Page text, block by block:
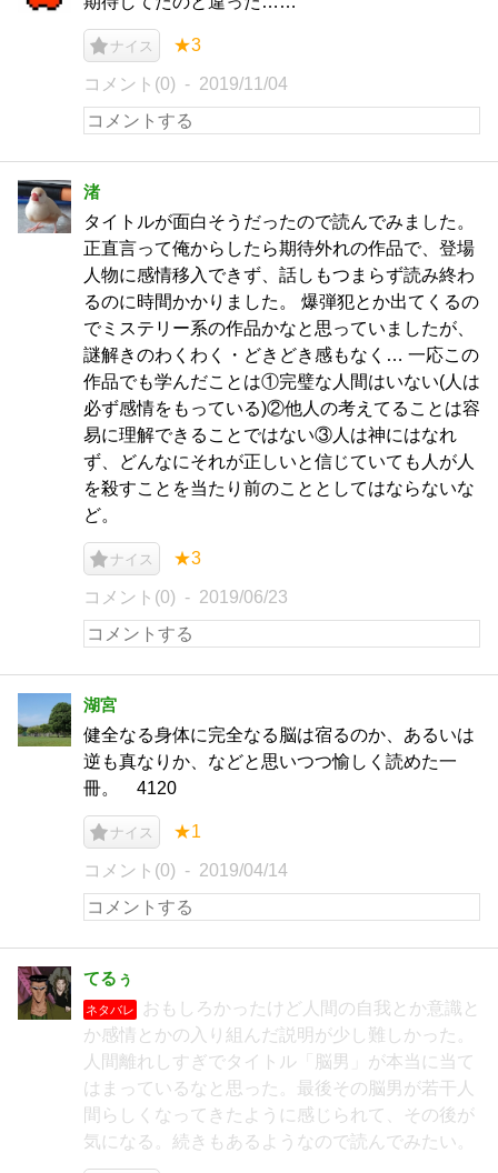
ナイス ★3
コメント(0) 2019/11/04
渚
タイトルが面白そうだったので読んでみました。
正直言って俺からしたら期待外れの作品で、登場
人物に感情移入できず、話しもつまらず読み終わ
るのに時間かかりました。 爆弾犯とか出てくるの
でミステリー系の作品かなと思っていましたが、
謎解きのわくわく・どきどき感もなく… 一応この
作品でも学んだことは①完璧な人間はいない(人は
必ず感情をもっている)②他人の考えてることは容
易に理解できることではない③人は神にはなれ
ず、どんなにそれが正しいと信じていても人が人
を殺すことを当たり前のこととしてはならないな
ど。
ナイス ★3
コメント(0) 2019/06/23
湖宮
健全なる身体に完全なる脳は宿るのか、あるいは
逆も真なりか、などと思いつつ愉しく読めた一
冊。 4120
ナイス ★1
コメント(0) 2019/04/14
てるぅ
ネタバレ
おもしろかったけど人間の自我とか意識と
か感情とかの入り組んだ説明が少し難しかった。
人間離れしすぎでタイトル「脳男」が本当に当て
はまっているなと思った。最後その脳男が若干人
間らしくなってきたように感じられて、その後が
気になる。続きもあるようなので読んでみたい。